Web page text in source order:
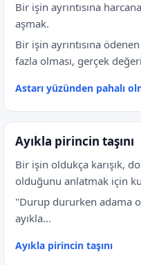
Bir işin ayrıntısına
aşmak.
Bir işin ayrıntısına
fazla olması, gerçek
Astarı yüzünden pahalı
Ayıkla pirincin taşını
Bir işin oldukça karışık,
olduğunu anlatmak için
"Durup dururken adama
ayıkla...
Ayıkla pirincin taşını